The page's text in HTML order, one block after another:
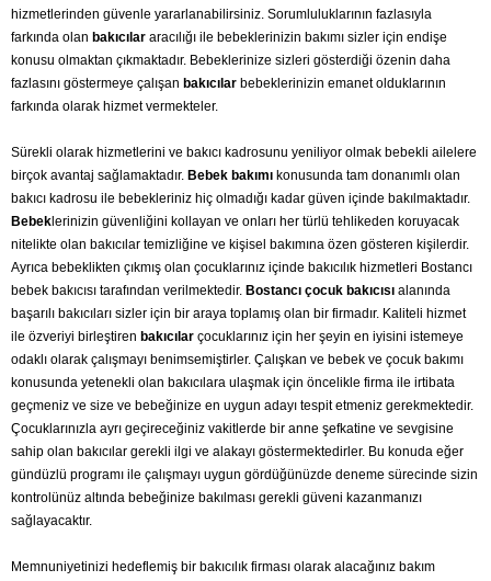
hizmetlerinden güvenle yararlanabilirsiniz. Sorumluluklarının fazlasıyla
farkında olan bakıcılar aracılığı ile bebeklerinizin bakımı sizler için endişe
konusu olmaktan çıkmaktadır. Bebeklerinize sizleri gösterdiği özenin daha
fazlasını göstermeye çalışan bakıcılar bebeklerinizin emanet olduklarının
farkında olarak hizmet vermekteler.
Sürekli olarak hizmetlerini ve bakıcı kadrosunu yeniliyor olmak bebekli ailelere
birçok avantaj sağlamaktadır. Bebek bakımı konusunda tam donanımlı olan
bakıcı kadrosu ile bebekleriniz hiç olmadığı kadar güven içinde bakılmaktadır.
Bebek lerinizin güvenliğini kollayan ve onları her türlü tehlikeden koruyacak
nitelikte olan bakıcılar temizliğine ve kişisel bakımına özen gösteren kişilerdir.
Ayrıca bebeklikten çıkmış olan çocuklarınız içinde bakıcılık hizmetleri Bostancı
bebek bakıcısı tarafından verilmektedir. Bostancı çocuk bakıcısı alanında
başarılı bakıcıları sizler için bir araya toplamış olan bir firmadır. Kaliteli hizmet
ile özveriyi birleştiren bakıcılar çocuklarınız için her şeyin en iyisini istemeye
odaklı olarak çalışmayı benimsemiştirler. Çalışkan ve bebek ve çocuk bakımı
konusunda yetenekli olan bakıcılara ulaşmak için öncelikle firma ile irtibata
geçmeniz ve size ve bebeğinize en uygun adayı tespit etmeniz gerekmektedir.
Çocuklarınızla ayrı geçireceğiniz vakitlerde bir anne şefkatine ve sevgisine
sahip olan bakıcılar gerekli ilgi ve alakayı göstermektedirler. Bu konuda eğer
gündüzlü programı ile çalışmayı uygun gördüğünüzde deneme sürecinde sizin
kontrolünüz altında bebeğinize bakılması gerekli güveni kazanmanızı
sağlayacaktır.
Memnuniyetinizi hedeflemiş bir bakıcılık firması olarak alacağınız bakım